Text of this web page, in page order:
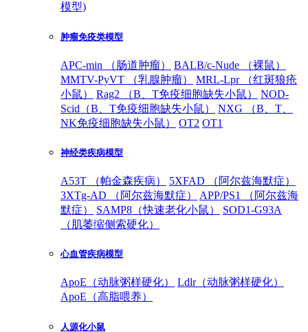
模型)
肿瘤免疫类模型
APC-min （肠道肿瘤）
BALB/c-Nude （裸鼠）
MMTV-PyVT （乳腺肿瘤）
MRL-Lpr （红斑狼疮
小鼠）
Rag2 （B、T免疫细胞缺失小鼠）
NOD-
Scid（B、T免疫细胞缺失小鼠）
NXG （B、T、
NK免疫细胞缺失小鼠）
OT2 OT1
神经类疾病模型
A53T （帕金森疾病）
5XFAD （阿尔兹海默症）
3XTg-AD （阿尔兹海默症）
APP/PS1 （阿尔兹海
默症）
SAMP8（快速老化小鼠）
SOD1-G93A
（肌萎缩侧索硬化）
心血管疾病模型
ApoE（动脉粥样硬化）
Ldlr（动脉粥样硬化）
ApoE（高脂喂养）
人源化小鼠